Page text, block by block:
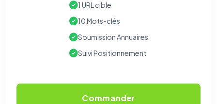
1 URL cible
10 Mots-clés
Soumission Annuaires
Suivi Positionnement
Commander